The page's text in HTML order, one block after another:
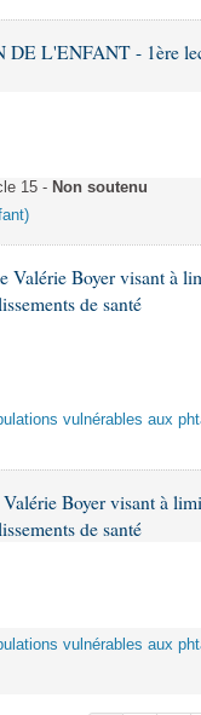
L'ENFANT - 1ère
15 - Non soutenu
Valérie Boyer visant à
de santé
vulnérables aux
Boyer visant à
de santé
vulnérables aux